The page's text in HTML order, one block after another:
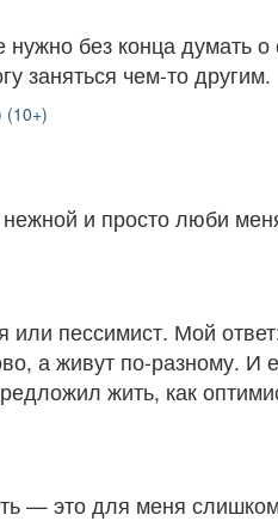
без конца думать
заняться чем-то другим.
(10+)
и просто люби
пессимист. Мой
а живут по-разному. И
жить, как
— это для меня